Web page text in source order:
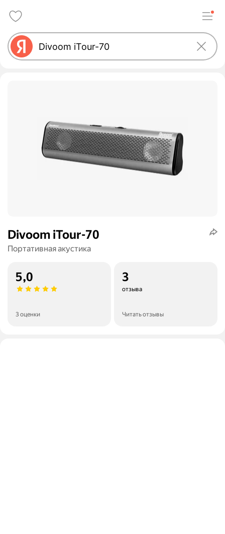
Divoom iTour-70
Портативная акустика
5,0
3 оценки
3
отзыва
Читать отзывы